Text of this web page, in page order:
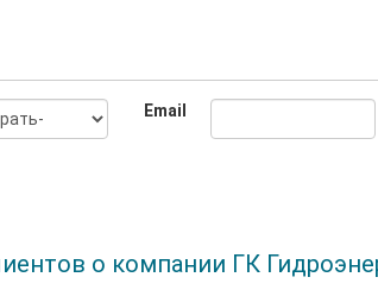
Email
о компании ГК